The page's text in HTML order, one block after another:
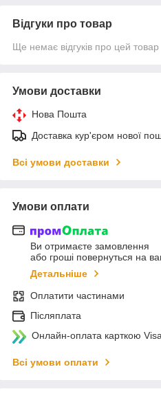
Відгуки про товар
Ще немає відгуків про цей товар
Умови доставки
Нова Пошта
Доставка кур'єром нової
Всі умови доставки
Умови оплати
Ви отримаєте замовлення
або гроші повернуться на
Детальніше
Оплатити частинами
Післяплата
Онлайн-оплата карткою
Всі умови оплати